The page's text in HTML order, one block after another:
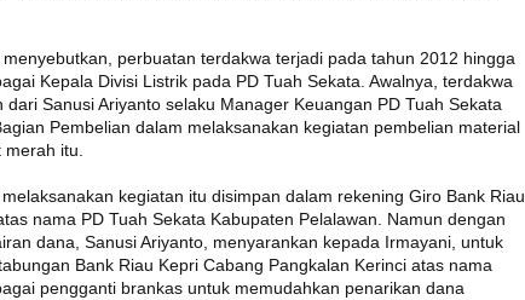
perbuatan terdakwa terjadi pada tahun 2012 hingga
Kepala Divisi Listrik pada PD Tuah Sekata. Awalnya, terdakwa
Sanusi Ariyanto selaku Manager Keuangan PD Tuah Sekata
Pembelian dalam melaksanakan kegiatan pembelian material
itu.
kegiatan itu disimpan dalam rekening Giro Bank Riau
nama PD Tuah Sekata Kabupaten Pelalawan. Namun dengan
dana, Sanusi Ariyanto, menyarankan kepada Irmayani, untuk
Bank Riau Kepri Cabang Pangkalan Kerinci atas nama
pengganti brankas untuk memudahkan penarikan dana